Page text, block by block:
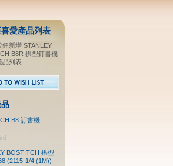
愛產品列表
鈕新增 STANLEY
B8R 拱型釘書機
品列表
B8 訂書機
BOSTITCH 拱型
(2115-1/4 (1M))